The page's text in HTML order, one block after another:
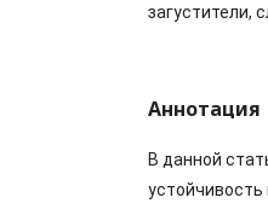
загустители,
Аннотация
В данной